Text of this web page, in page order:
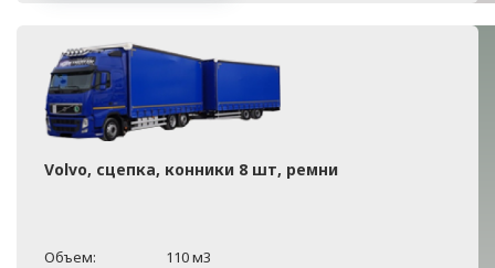
Volvo, сцепка, конники 8 шт, ремни
Объем:
110 м3